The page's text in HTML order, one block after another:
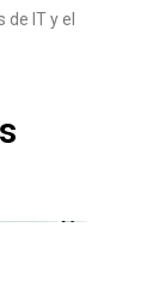
IT y el